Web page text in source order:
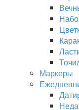
Маркеры